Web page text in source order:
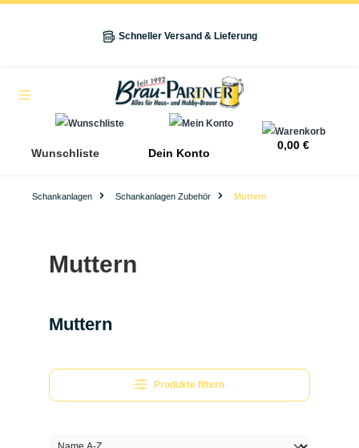
Schneller Versand & Lieferung
Wunschliste Dein Konto
0,00 €
Schankanlagen Schankanlagen Zubehör Muttern
Muttern
Muttern
Produkte filtern